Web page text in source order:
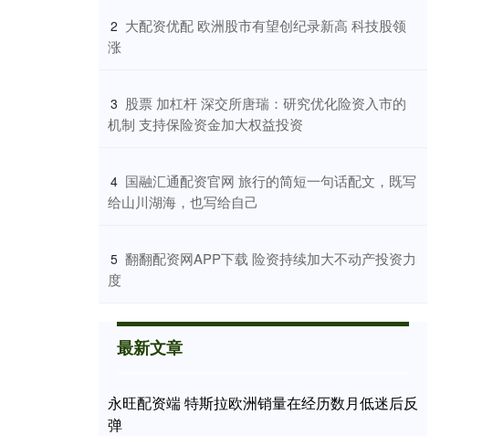
2 ​大配资优配 欧洲股市有望创纪录新高 科技股领
涨
3 ​股票 加杠杆 深交所唐瑞：研究优化险资入市的
机制 支持保险资金加大权益投资
4 ​国融汇通配资官网 旅行的简短一句话配文，既写
给山川湖海，也写给自己
5 ​翻翻配资网APP下载 险资持续加大不动产投资力
度
最新文章
永旺配资端 特斯拉欧洲销量在经历数月低迷后反
弹